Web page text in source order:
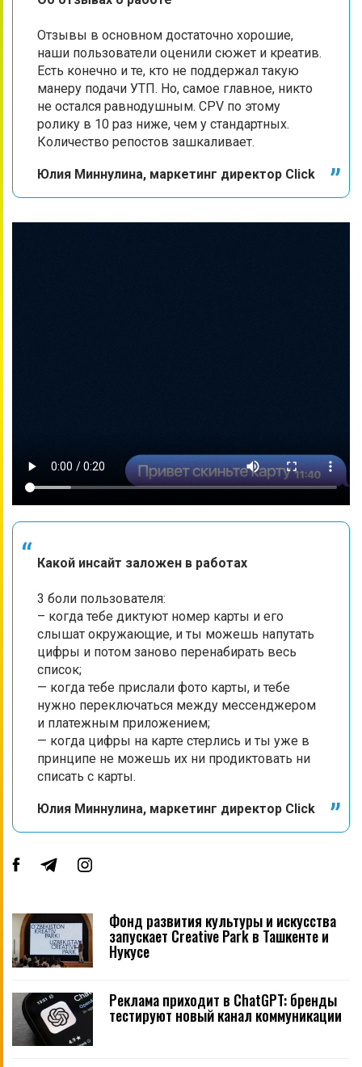
Отзывы в основном достаточно хорошие,
наши пользователи оценили сюжет и креатив.
Есть конечно и те, кто не поддержал такую
манеру подачи УТП. Но, самое главное, никто
не остался равнодушным. CPV по этому
ролику в 10 раз ниже, чем у стандартных.
Количество репостов зашкаливает.
Юлия Миннулина, маркетинг директор Click
Какой инсайт заложен в работах
3 боли пользователя:
– когда тебе диктуют номер карты и его
слышат окружающие, и ты можешь напутать
цифры и потом заново перенабирать весь
список;
— когда тебе прислали фото карты, и тебе
нужно переключаться между мессенджером
и платежным приложением;
— когда цифры на карте стерлись и ты уже в
принципе не можешь их ни продиктовать ни
списать с карты.
Юлия Миннулина, маркетинг директор Click
Фонд развития культуры и искусства
запускает Creative Park в Ташкенте и
Нукусе
Реклама приходит в ChatGPT: бренды
тестируют новый канал коммуникации